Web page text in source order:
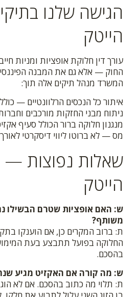
הגישה שלנו בתיקי
הייטק
עורך דין חלוקת אופציות ומניות
החוק — אלא גם את המבנה
המשרד מנהל תיקים אלה תוך:
איתור כל הנכסים הרלוונטיים —
ניתוח מבני החזקות מורכבים
מנגנון חלוקה ברור הכולל סעיף
מס — לא ברוטו ליווי דיסקרטי
שאלות נפוצות —
הייטק
ש: האם אופציות שטרם הבשילו
משותף?
ת: ברוב המקרים כן, אם הוענקו
החלוקה בפועל תתבצע בעת
בהסכם.
ש: מה קורה אם האקזיט מגיע שנה
ת: תלוי מה כתוב בהסכם. אם לא